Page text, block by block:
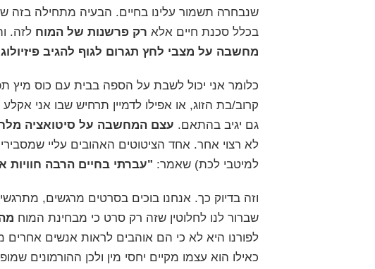
בכלל סכנת חיים אלא רק פרשנות של המוח לזה.
מחשבה על מצבי לחץ תגרום לגוף להגיב
כלומר אני יכול לשבת על הספה בבית עם כוס מיץ
קרוב/בת הזוג, או אפילו לדמיין תרחיש שבו אני
גם יגיב בהתאם. עצם המחשבה על סיטואציה
לא רצוי אחר. אחד הציטוטים האהובים עליי
למיטבי לכת) שאמר: "עברתי בחיים הרבה חוויות
וזה בדיוק כך. אנחנו בוכים בסרטים מרגשים,
שברור לנו לחלוטין שזה רק סרט כי מבחינת המוח
לפורנו היא לא כי הם אוהבים לראות אנשים
כאילו הוא עצמו מקיים יחסי מין ולכן ההורמונים